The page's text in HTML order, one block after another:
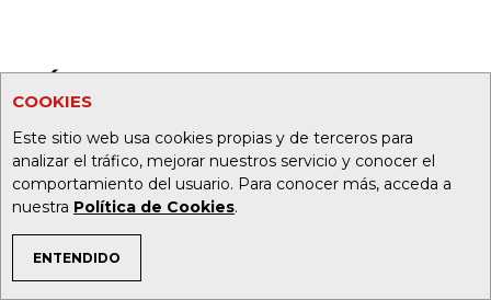
COOKIES
Este sitio web usa cookies propias y de terceros para
analizar el tráfico, mejorar nuestros servicio y conocer el
comportamiento del usuario. Para conocer más, acceda a
nuestra Política de Cookies.
ENTENDIDO
TEMAS DE INTERÉS
MÁS DE ANALISTAS
Eduardo Verano de la